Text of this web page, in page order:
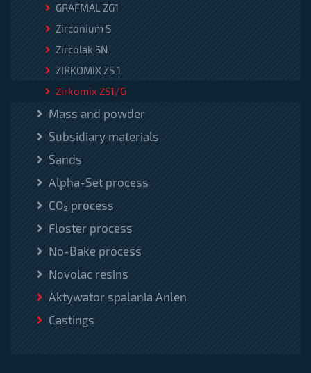
GRAFMAL ZG1
Zirconium S
Zircolak SN
ZIRKOMIX ZS 1
Zirkomix ZS1/G
Mass and powder
Subsidiary materials
Sands
Alpha-Set process
CO₂ process
Floster process
No-Bake process
Novolac resins
Aktywator spalania Anlen
Castings